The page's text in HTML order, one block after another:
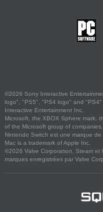
©2026 Sony Interactive
logo", "PS5", "PS4 logo" and "PS4"
Interactive Entertainment Inc.
Microsoft, the XBOX Sphere mark,
of the Microsoft group of companies.
Nintendo Switch est une marque de
Mac is a trademark of Apple Inc.
©2026 Valve Corporation. Steam
marques enregistrées par Valve